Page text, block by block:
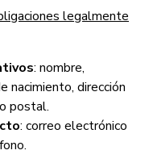
legalmente
: nombre,
nacimiento, dirección
postal.
: correo electrónico